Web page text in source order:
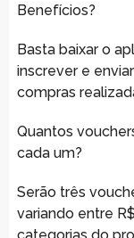
Benefícios?
Basta baixar o
inscrever e
compras
Quantos
cada um?
Serão três
variando entre
categorias do